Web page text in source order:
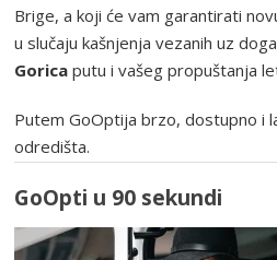
Brige, a koji će vam garantirati
u slučaju kašnjenja vezanih uz
Gorica putu i vašeg propuštanja
Putem GoOptija brzo, dostupno i
odredišta.
GoOpti u 90 sekundi